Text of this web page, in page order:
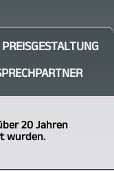
PREISGESTALTUNG
20 Jahren
wurden.